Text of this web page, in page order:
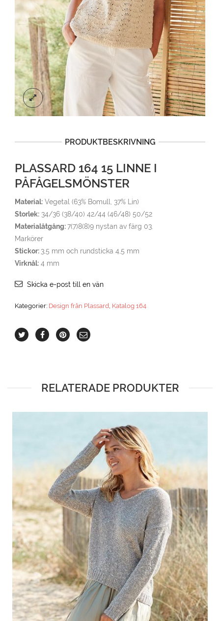
PRODUKTBESKRIVNING
PLASSARD 164 15 LINNE I
PÅFÅGELSMÖNSTER
Material: Vegetal (63% Bomull, 37% Lin)
Storlek: 34/36 (38/40) 42/44 (46/48) 50/52
Materialåtgång:7(7)8(8)9 nystan av färg 03.
Markörer
Stickor: 3,5 mm och rundsticka 4,5 mm
Virknål: 4 mm
Skicka e-post till en vän
Kategorier: Design från Plassard Katalog 164
RELATERADE PRODUKTER